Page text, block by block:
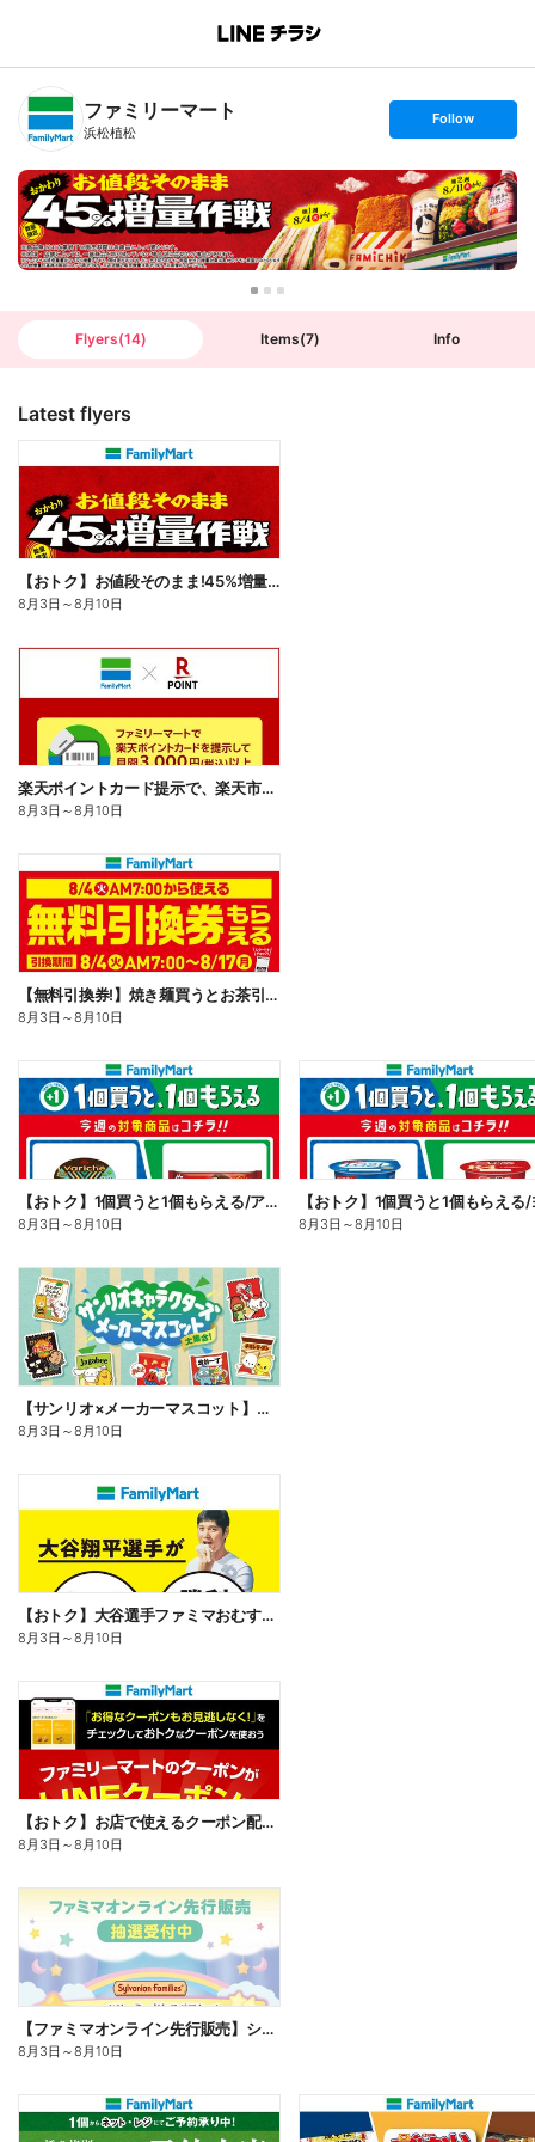
B
n
T
ファミリーマート
浜松植松
s
t
o
l
l
o
w
Follow
Flyers(14) Items(7) Info
Latest flyers
【おトク】お値段そのまま!45%増量作戦!
8月3日 ～8月10日
楽天ポイントカード提示で、楽天市場でのお買い物がおトクに!
8月3日 ～8月10日
【無料引換券!】焼き麺買うとお茶引換券貰える!
8月3日 ～8月10日
【おトク】1個買うと1個もらえる/アイス
8月3日 ～8月10日 8月3日 ～8月10日
【サンリオ×メーカーマスコット】オリジナルグッズ貰える!
8月3日 ～8月10日
【おトク】大谷選手ファミマおむすび割
8月3日 ～8月10日
【おトク】お店で使えるクーポン配信中
8月3日 ～8月10日
【ファミマオンライン先行販売】シルバニアファミリー
8月3日 ～8月10日